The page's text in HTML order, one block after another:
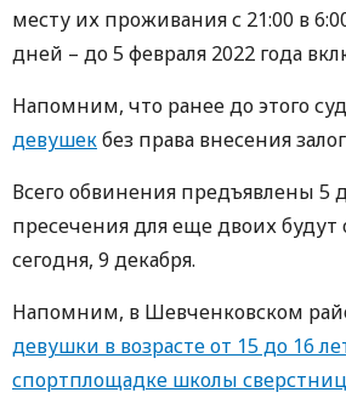
месту их проживания с 21:00 в
дней – до 5 февраля 2022 года
Напомним, что ранее до этого суд
девушекбез права внесения
Всего обвинения предъявлены 5
пресечения для еще двоих будут
сегодня, 9 декабря.
Напомним, в Шевченковском
девушки в возрасте от 15 до 16
спортплощадке школы